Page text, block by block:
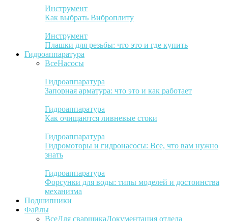
Инструмент
Как выбрать Виброплиту
Инструмент
Плашки для резьбы: что это и где купить
Гидроаппаратура
ВсеНасосы
Гидроаппаратура
Запорная арматура: что это и как работает
Гидроаппаратура
Как очищаются ливневые стоки
Гидроаппаратура
Гидромоторы и гидронасосы: Все, что вам нужно
знать
Гидроаппаратура
Форсунки для воды: типы моделей и достоинства
механизма
Подшипники
Файлы
ВсеДля сварщикаДокументация отдела